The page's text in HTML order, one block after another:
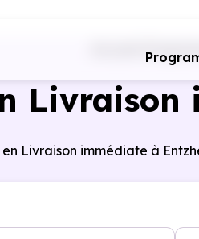
Livraison
Livraison immédiate à